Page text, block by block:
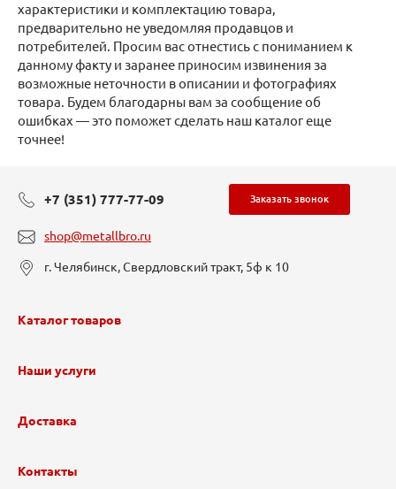
характеристики и комплектацию товара,
предварительно не уведомляя продавцов и
потребителей. Просим вас отнестись с пониманием к
данному факту и заранее приносим извинения за
возможные неточности в описании и фотографиях
товара. Будем благодарны вам за сообщение об
ошибках — это поможет сделать наш каталог еще
точнее!
+7 (351) 777-77-09 Заказать звонок
shop@metallbro.ru
г. Челябинск, Свердловский тракт, 5ф к 10
Каталог товаров
Наши услуги
Доставка
Контакты